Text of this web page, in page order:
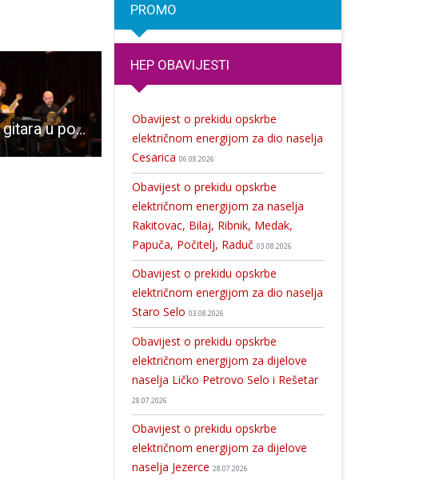
Kvartet gitara u ponedjeljak za kraj 18.gospićkih glazbenih večeri Oslikali trafostanicu Tesli u čast
PROMO
HEP OBAVIJESTI
Obavijest o prekidu opskrbe
električnom energijom za dio naselja
Cesarica 06.08.2026
Obavijest o prekidu opskrbe
električnom energijom za naselja
Rakitovac, Bilaj, Ribnik, Medak,
Papuča, Počitelj, Raduč 03.08.2026
Obavijest o prekidu opskrbe
električnom energijom za dio naselja
Staro Selo 03.08.2026
Obavijest o prekidu opskrbe
električnom energijom za dijelove
naselja Ličko Petrovo Selo i Rešetar
28.07.2026
Obavijest o prekidu opskrbe
električnom energijom za dijelove
naselja Jezerce 28.07.2026